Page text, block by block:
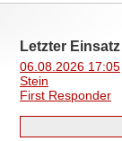
Letzter Einsatz
06.08.2026 17:05
Stein
First Responder